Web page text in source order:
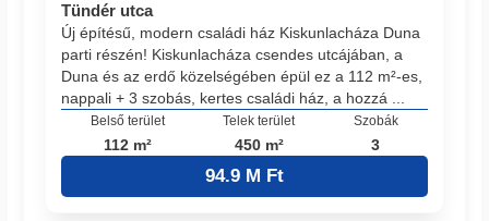
Tündér utca
Új építésű, modern családi ház Kiskunlacháza Duna
parti részén! Kiskunlacháza csendes utcájában, a
Duna és az erdő közelségében épül ez a 112 m²-es,
nappali + 3 szobás, kertes családi ház, a hozzá ...
Belső terület
112 m²
Telek terület
450 m²
Szobák
3
94.9 M Ft